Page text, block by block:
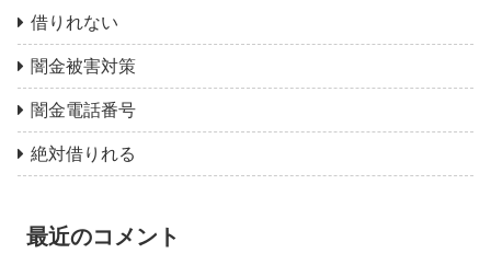
借りれない
闇金被害対策
闇金電話番号
絶対借りれる
最近のコメント